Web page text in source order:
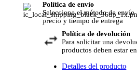
Política de envío
Seleccione el método de envío
precio y tiempo de entrega
Política de devolución
Para solicitar una
productos deben estar
Detalles del producto